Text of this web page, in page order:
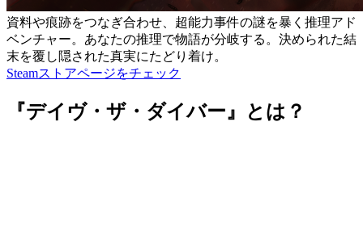
資料や痕跡をつなぎ合わせ、超能力事件の謎を暴く推理アド
ベンチャー。あなたの推理で物語が分岐する。決められた結
末を覆し隠された真実にたどり着け。
Steamストアページをチェック
『デイヴ・ザ・ダイバー』とは？